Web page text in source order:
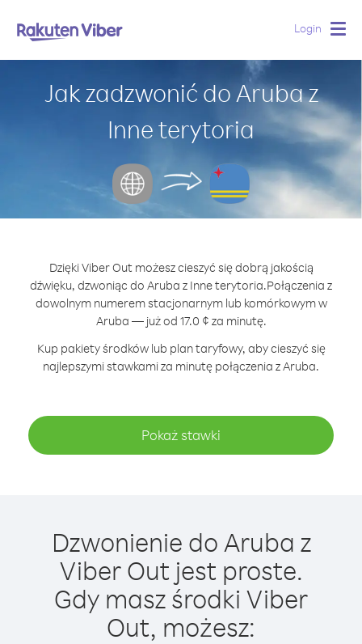
Login
Jak zadzwonić do Aruba z
Inne terytoria
Dzięki Viber Out możesz cieszyć się dobrą jakością
dźwięku, dzwoniąc do Aruba z Inne terytoria.Połączenia z
dowolnym numerem stacjonarnym lub komórkowym w
Aruba — już od 17.0 ¢ za minutę.
Kup pakiety środków lub plan taryfowy, aby cieszyć się
najlepszymi stawkami za minutę połączenia z Aruba.
Pokaż stawki
Dzwonienie do Aruba z
Viber Out jest proste.
Gdy masz środki Viber
Out, możesz: